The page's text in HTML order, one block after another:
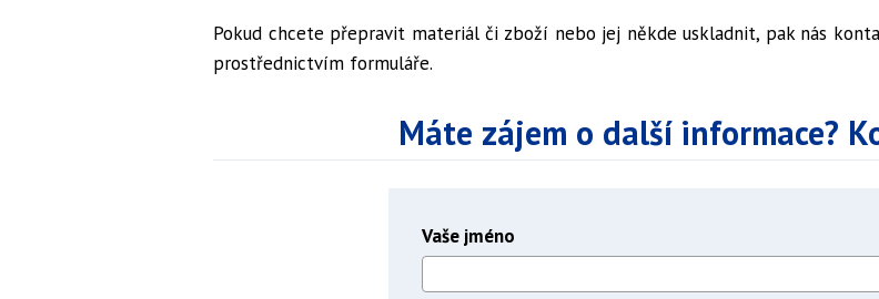
Pokud chcete přepravit materiál či zboží nebo jej někde uskladnit, pak nás
prostřednictvím formuláře.
Máte zájem o další informace?
Vaše jméno